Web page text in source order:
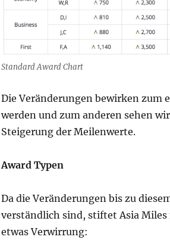
Standard Award Chart
Die Veränderungen bewirken zum
werden und zum anderen sehen
Steigerung der Meilenwerte.
Award Typen
Da die Veränderungen bis zu
verständlich sind, stiftet Asia
etwas Verwirrung: